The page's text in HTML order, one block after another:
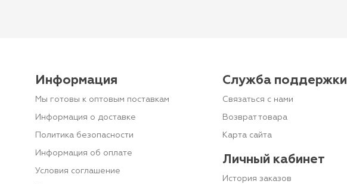
Информация
Мы готовы к оптовым поставкам
Информация о доставке
Политика безопасности
Информация об оплате
Условия соглашение
Служба поддержки
Связаться с нами
Возврат товара
Карта сайта
Личный кабинет
История заказов